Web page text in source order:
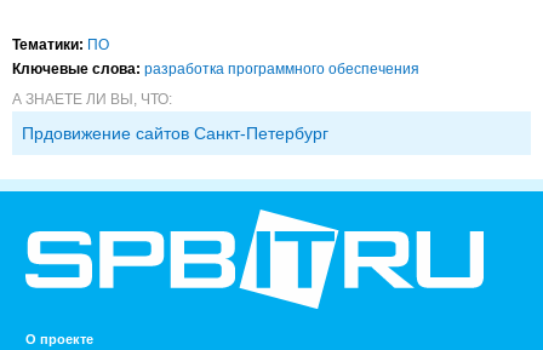
Тематики: ПО
Ключевые слова: разработка программного обеспечения
А ЗНАЕТЕ ЛИ ВЫ, ЧТО:
Прдовижение сайтов Санкт-Петербург
О проекте